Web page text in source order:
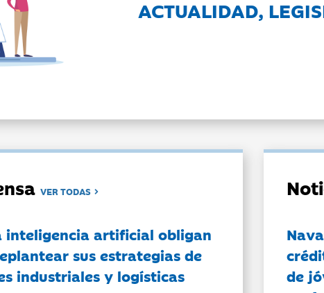
ACTUALIDAD,
VER TODAS
inteligencia artificial obligan
sus estrategias de
industriales y logísticas
de